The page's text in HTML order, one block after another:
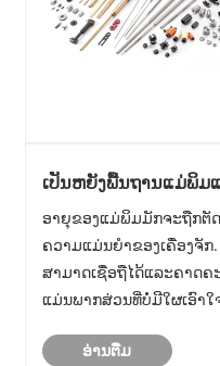
ເປັນຫຍັງພື້ນຖານແມ່ພິມ
ນົດຊີວິດຂອງແມ່ພິມ?
ອາຍຸຂອງແມ່ພິມມັກຈະຖືກຕັ
ຄວາມແມ່ນຍໍາຂອງເຄື່ອງຈັ
ສາມາດເຊື່ອຖືໄດ້ແລະຄາດຄ
ແມ່ນພາກສ່ວນທີ່ບໍ່ມີໃຜເອົາ
ອ່ານ​ຕື່ມ